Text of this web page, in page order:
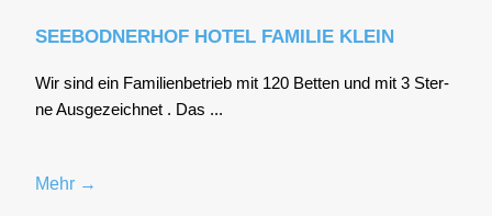
SEEBODNERHOF HOTEL FAMILIE KLEIN
Wir sind ein Fami­li­en­be­trieb mit 120 Bet­ten und mit 3 Ster­
ne Aus­ge­zeich­net . Das ...
Mehr →